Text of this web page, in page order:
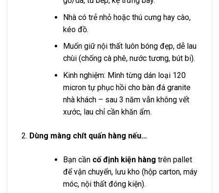
Nhà có trẻ nhỏ hoặc thú cưng hay cào,
kéo đồ.
Muốn giữ nội thất luôn bóng đẹp, dễ lau
chùi (chống cà phê, nước tương, bút bi).
Kinh nghiệm: Mình từng dán loại 120
micron tự phục hồi cho bàn đá granite
nhà khách – sau 3 năm vẫn không vết
xước, lau chỉ cần khăn ẩm.
Dùng màng chít quấn hàng nếu…
Bạn cần cố định kiện hàng trên pallet
để vận chuyển, lưu kho (hộp carton, máy
móc, nội thất đóng kiện).